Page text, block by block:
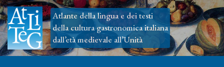
Atlante della lingua e dei testi
della cultura gastronomica italiana
dall’età medievale all’Unità